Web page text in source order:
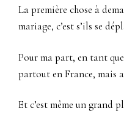
La première chose à
mariage, c’est s’ils se
Pour ma part, en tant
partout en France, mais
Et c’est même un grand